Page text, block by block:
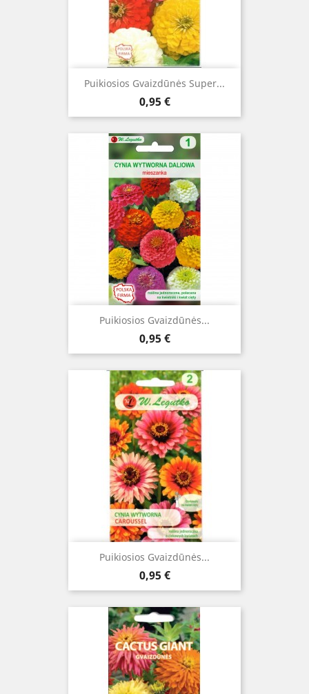
Puikiosios Gvaizdūnės Super...
Kaina
0,95 €
Puikiosios Gvaizdūnės...
Kaina
0,95 €
Puikiosios Gvaizdūnės...
Kaina
0,95 €